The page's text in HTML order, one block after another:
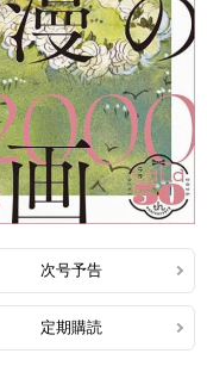
次号予告
定期購読